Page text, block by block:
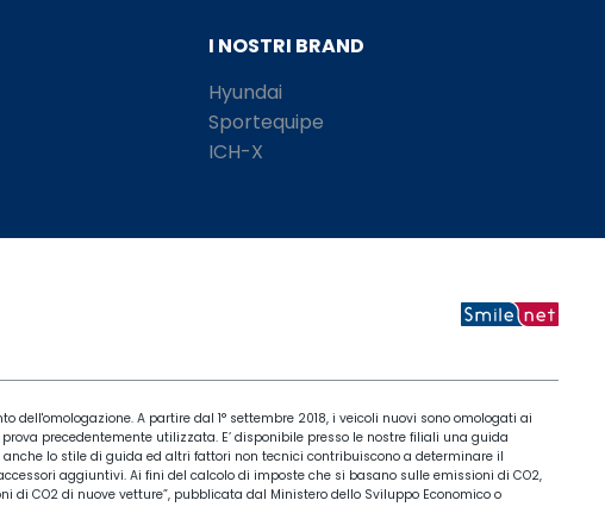
I NOSTRI BRAND
Hyundai
Sportequipe
ICH-X
A partire dal 1° settembre 2018, i veicoli nuovi sono omologati ai
precedentemente utilizzata. E’ disponibile presso le nostre filiali una guida
lo stile di guida ed altri fattori non tecnici contribuiscono a determinare il
aggiuntivi. Ai fini del calcolo di imposte che si basano sulle emissioni di CO2,
CO2 di nuove vetture”, pubblicata dal Ministero dello Sviluppo Economico o